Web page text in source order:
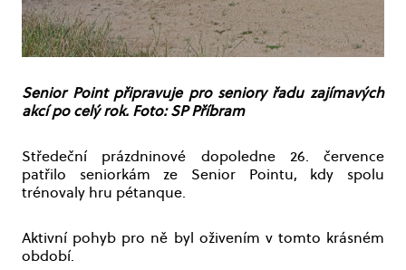
Senior Point připravuje pro seniory řadu zajímavých
akcí po celý rok. Foto: SP Příbram
Středeční prázdninové dopoledne 26. července
patřilo seniorkám ze Senior Pointu, kdy spolu
trénovaly hru pétanque.
Aktivní pohyb pro ně byl oživením v tomto krásném
období.